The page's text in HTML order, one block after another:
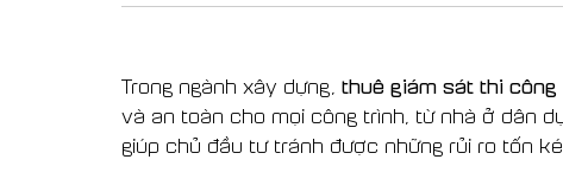
Trong ngành xây dựng, thuê giám sát thi công
và an toàn cho mọi công trình, từ nhà ở dân
giúp chủ đầu tư tránh được những rủi ro tốn